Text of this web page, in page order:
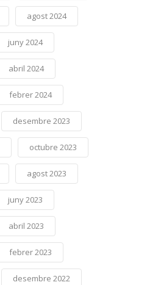
agost 2024
juny 2024
abril 2024
febrer 2024
desembre 2023
octubre 2023
agost 2023
juny 2023
abril 2023
febrer 2023
desembre 2022